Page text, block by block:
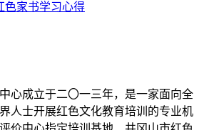
色家书学习心得
心成立于二〇一三年，是一家面向全
人士开展红色文化教育培训的专业机